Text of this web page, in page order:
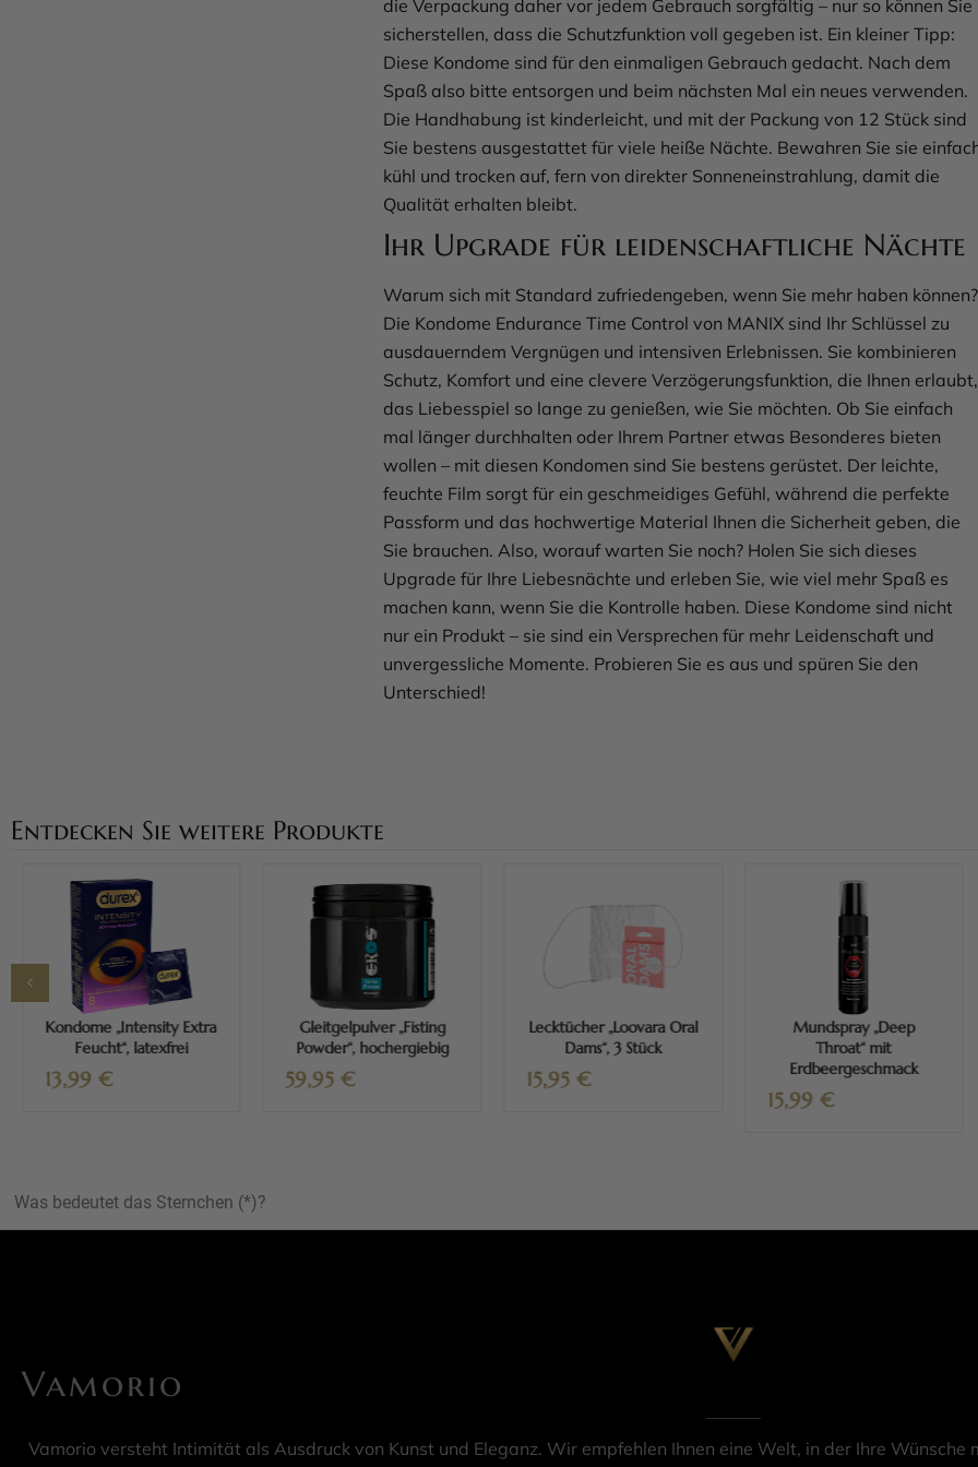
die Verpackung daher vor jedem Gebrauch sorgfältig – nur so können Sie
sicherstellen, dass die Schutzfunktion voll gegeben ist. Ein kleiner Tipp:
Diese Kondome sind für den einmaligen Gebrauch gedacht. Nach dem
Spaß also bitte entsorgen und beim nächsten Mal ein neues verwenden.
Die Handhabung ist kinderleicht, und mit der Packung von 12 Stück sind
Sie bestens ausgestattet für viele heiße Nächte. Bewahren Sie sie
kühl und trocken auf, fern von direkter Sonneneinstrahlung, damit die
Qualität erhalten bleibt.
Ihr Upgrade für leidenschaftliche Nächte
Warum sich mit Standard zufriedengeben, wenn Sie mehr haben können?
Die Kondome Endurance Time Control von MANIX sind Ihr Schlüssel zu
ausdauerndem Vergnügen und intensiven Erlebnissen. Sie kombinieren
Schutz, Komfort und eine clevere Verzögerungsfunktion, die Ihnen erlaubt,
das Liebesspiel so lange zu genießen, wie Sie möchten. Ob Sie einfach
mal länger durchhalten oder Ihrem Partner etwas Besonderes bieten
wollen – mit diesen Kondomen sind Sie bestens gerüstet. Der leichte,
feuchte Film sorgt für ein geschmeidiges Gefühl, während die perfekte
Passform und das hochwertige Material Ihnen die Sicherheit geben, die
Sie brauchen. Also, worauf warten Sie noch? Holen Sie sich dieses
Upgrade für Ihre Liebesnächte und erleben Sie, wie viel mehr Spaß es
machen kann, wenn Sie die Kontrolle haben. Diese Kondome sind nicht
nur ein Produkt – sie sind ein Versprechen für mehr Leidenschaft und
unvergessliche Momente. Probieren Sie es aus und spüren Sie den
Unterschied!
Entdecken Sie weitere Produkte
Kondome „Intensity Extra
Feucht“, latexfrei
13,99 €
Mehr erfahren
Gleitgelpulver „Fisting
Powder“, hochergiebig
59,95€
Mehr erfahren
Lecktücher „Loovara Oral
Dams“, 3 Stück
15,95€
Mehr erfahren
Mundspray „Deep
Throat“ mit
Erdbeergeschmack
15,99 €
Mehr erfahren
Was bedeutet das Sternchen (*)?
Vamorio
Vamorio versteht Intimität als Ausdruck von Kunst und Eleganz. Wir empfehlen Ihnen eine Welt, in der Ihre Wünsche